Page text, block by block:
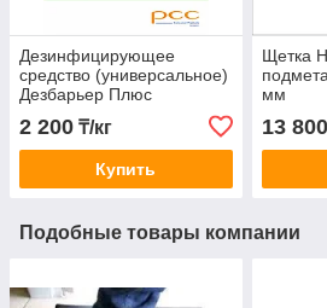
Дезинфицирующее
средство (универсальное)
Дезбарьер Плюс
2 200 ₸/кг
Купить
Щетка
мм
13 800
Подобные товары компании